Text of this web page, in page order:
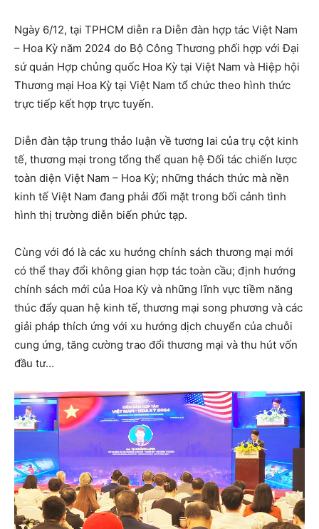
Ngày 6/12, tại TPHCM diễn ra Diễn đàn hợp tác Việt Nam
– Hoa Kỳ năm 2024 do Bộ Công Thương phối hợp với Đại
sứ quán Hợp chủng quốc Hoa Kỳ tại Việt Nam và Hiệp hội
Thương mại Hoa Kỳ tại Việt Nam tổ chức theo hình thức
trực tiếp kết hợp trực tuyến.
Diễn đàn tập trung thảo luận về tương lai của trụ cột kinh
tế, thương mại trong tổng thể quan hệ Đối tác chiến lược
toàn diện Việt Nam – Hoa Kỳ; những thách thức mà nền
kinh tế Việt Nam đang phải đối mặt trong bối cảnh tình
hình thị trường diễn biến phức tạp.
Cùng với đó là các xu hướng chính sách thương mại mới
có thể thay đổi không gian hợp tác toàn cầu; định hướng
chính sách mới của Hoa Kỳ và những lĩnh vực tiềm năng
thúc đẩy quan hệ kinh tế, thương mại song phương và các
giải pháp thích ứng với xu hướng dịch chuyển của chuỗi
cung ứng, tăng cường trao đổi thương mại và thu hút vốn
đầu tư…